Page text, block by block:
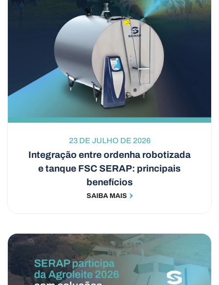
23 DE JULHO DE 2026
Integração entre ordenha robotizada
e tanque FSC SERAP: principais
benefícios
SAIBA MAIS